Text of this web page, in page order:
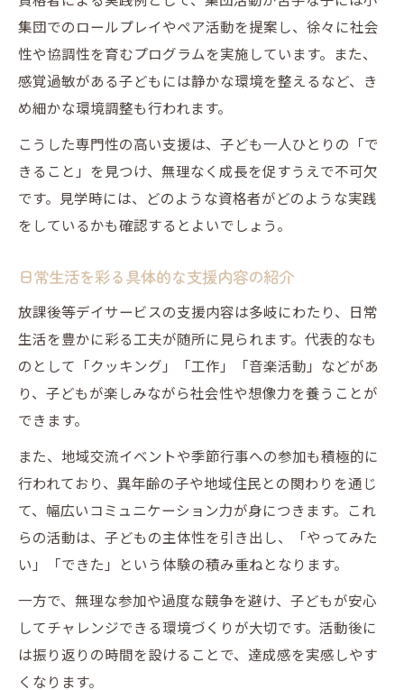
集団でのロールプレイやペア活動を提案し、徐々に社会
性や協調性を育むプログラムを実施しています。また、
感覚過敏がある子どもには静かな環境を整えるなど、き
め細かな環境調整も行われます。
こうした専門性の高い支援は、子ども一人ひとりの「で
きること」を見つけ、無理なく成長を促すうえで不可欠
です。見学時には、どのような資格者がどのような実践
をしているかも確認するとよいでしょう。
日常生活を彩る具体的な支援内容の紹介
放課後等デイサービスの支援内容は多岐にわたり、日常
生活を豊かに彩る工夫が随所に見られます。代表的なも
のとして「クッキング」「工作」「音楽活動」などがあ
り、子どもが楽しみながら社会性や想像力を養うことが
できます。
また、地域交流イベントや季節行事への参加も積極的に
行われており、異年齢の子や地域住民との関わりを通じ
て、幅広いコミュニケーション力が身につきます。これ
らの活動は、子どもの主体性を引き出し、「やってみた
い」「できた」という体験の積み重ねとなります。
一方で、無理な参加や過度な競争を避け、子どもが安心
してチャレンジできる環境づくりが大切です。活動後に
は振り返りの時間を設けることで、達成感を実感しやす
くなります。